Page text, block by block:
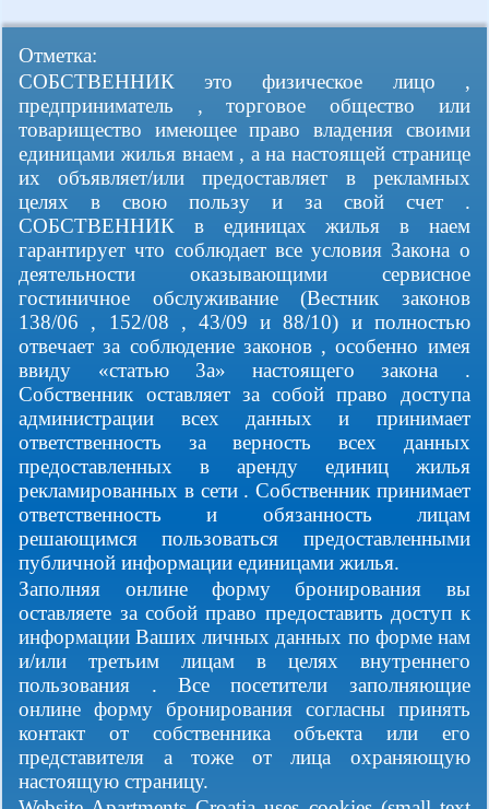
Отметка:
СОБСТВЕННИК это физическое лицо ,
предприниматель , торговое общество или
товарищество имеющее право владения своими
единицами жилья внаем , а на настоящей странице
их объявляет/или предоставляет в рекламных
целях в свою пользу и за свой счет .
СОБСТВЕННИК в единицах жилья в наем
гарантирует что соблюдает все условия Закона о
деятельности оказывающими сервисное
гостиничное обслуживание (Вестник законов
138/06 , 152/08 , 43/09 и 88/10) и полностью
отвечает за соблюдение законов , особенно имея
ввиду «статью 3а» настоящего закона .
Собственник оставляет за собой право доступа
администрации всех данных и принимает
ответственность за верность всех данных
предоставленных в аренду единиц жилья
рекламированных в сети . Собственник принимает
ответственность и обязанность лицам
решающимся пользоваться предоставленными
публичной информации единицами жилья.
Заполняя онлине форму бронирования вы
оставляете за собой право предоставить доступ к
информации Ваших личных данных по форме нам
и/или третьим лицам в целях внутреннего
пользования . Все посетители заполняющие
онлине форму бронирования согласны принять
контакт от собственника объекта или его
представителя а тоже от лица охраняющую
настоящую страницу.